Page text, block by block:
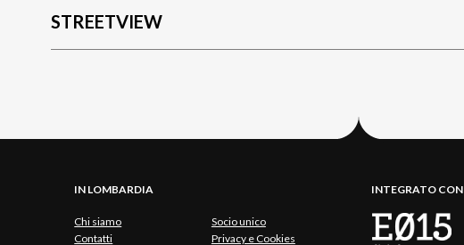
STREETVIEW
IN LOMBARDIA
Chi siamo
Socio unico
Contatti
Privacy e Cookies
INTEGRATO CON